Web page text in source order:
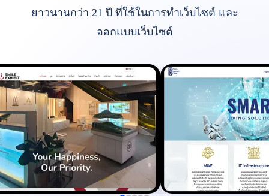
ยาวนานกว่า 21 ปี ที่ใช้ในการทำเว็บไซต์ และ
ออกแบบเว็บไซต์